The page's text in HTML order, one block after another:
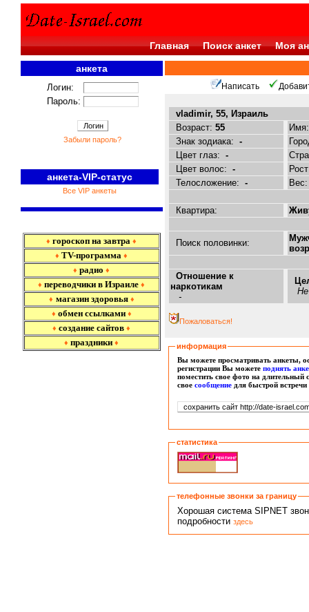
Главная Поиск анкет Моя
анкета
Логин:
Пароль:
Забыли пароль?
анкета-VIP-статус
Все VIP анкеты
♦ гороскоп на завтра ♦
♦ TV-программа ♦
♦ радио ♦
♦ переводчики в Израиле ♦
♦ магазин здоровья ♦
♦ обмен ссылками ♦
♦ создание сайтов ♦
♦ праздники ♦
Написать
vladimir, 55, Израиль
Возраст: 55
Знак зодиака: -
Цвет глаз: -
Цвет волос: -
Телосложение: -
Квартира:
Поиск половинки:
Отношение к
наркотикам
-
Пожаловаться!
информация
Вы можете просматривать анкеты,
регистрации Вы можетеподнять
поместить свое фото на длительный
своесообщение для быстрой
статистика
телефонные звонки за границу
Хорошая система SIPNET
подробностиздесь